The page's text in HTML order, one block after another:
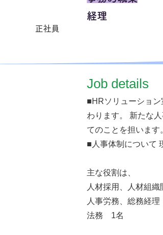
正社員
経理
​Job details
■HRソリューショ
わります。 新たな
てのことを担います
■人事体制について
主な役割は、
人材採用、人材組
人事労務、総務経
法務 1名